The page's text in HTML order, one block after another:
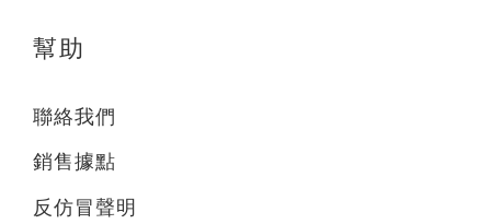
幫助
聯絡我們
銷售據點
反仿冒聲明